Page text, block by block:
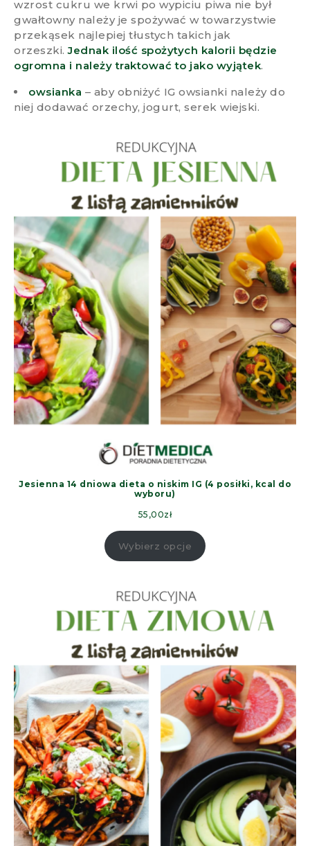
wzrost cukru we krwi po wypiciu piwa nie był
gwałtowny należy je spożywać w towarzystwie
przekąsek najlepiej tłustych takich jak
orzeszki.Jednak ilość spożytych kalorii będzie
ogromna i należy traktować to jako wyjątek.
owsianka – aby obniżyć IG owsianki należy do
niej dodawać orzechy, jogurt, serek wiejski.
Jesienna 14 dniowa dieta o niskim IG (4 posiłki, kcal do
wyboru)
55,00zł
Wybierz opcje